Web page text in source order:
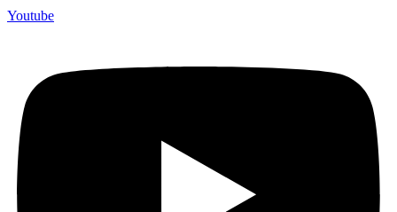
Youtube